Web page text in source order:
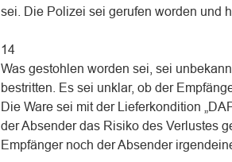
sei. Die Polizei sei gerufen worden und
14
Was gestohlen worden sei, sei
bestritten. Es sei unklar, ob der
Die Ware sei mit der Lieferkondition
der Absender das Risiko des Verlustes
Empfänger noch der Absender